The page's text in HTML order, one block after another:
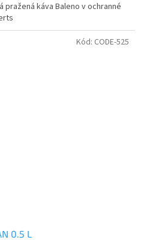
pražená káva Baleno v ochranné
0.5 L
Kód: CODE-525